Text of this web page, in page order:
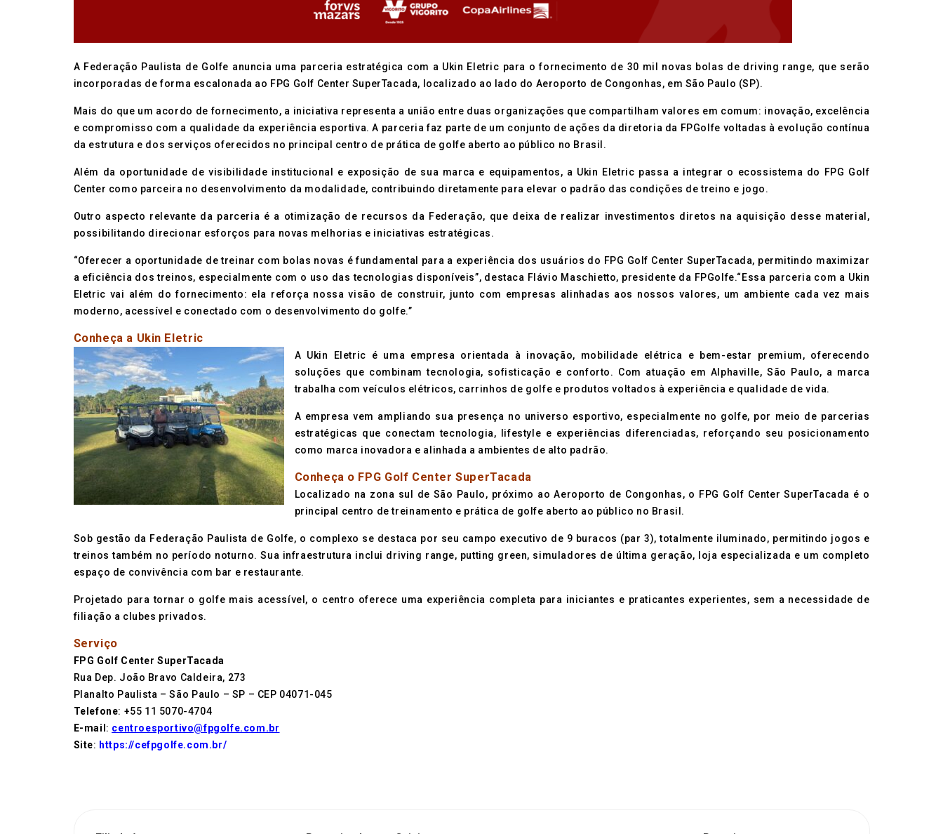
A Federação Paulista de Golfe anuncia uma parceria estratégica com a Ukin Eletric para o fornecimento de 30 mil novas bolas de driving range, que serão
incorporadas de forma escalonada ao FPG Golf Center SuperTacada, localizado ao lado do Aeroporto de Congonhas, em São Paulo (SP).
Mais do que um acordo de fornecimento, a iniciativa representa a união entre duas organizações que compartilham valores em comum: inovação, excelência
e compromisso com a qualidade da experiência esportiva. A parceria faz parte de um conjunto de ações da diretoria da FPGolfe voltadas à evolução contínua
da estrutura e dos serviços oferecidos no principal centro de prática de golfe aberto ao público no Brasil.
Além da oportunidade de visibilidade institucional e exposição de sua marca e equipamentos, a Ukin Eletric passa a integrar o ecossistema do FPG Golf
Center como parceira no desenvolvimento da modalidade, contribuindo diretamente para elevar o padrão das condições de treino e jogo.
Outro aspecto relevante da parceria é a otimização de recursos da Federação, que deixa de realizar investimentos diretos na aquisição desse material,
possibilitando direcionar esforços para novas melhorias e iniciativas estratégicas.
“Oferecer a oportunidade de treinar com bolas novas é fundamental para a experiência dos usuários do FPG Golf Center SuperTacada, permitindo maximizar
a eficiência dos treinos, especialmente com o uso das tecnologias disponíveis”, destaca Flávio Maschietto, presidente da FPGolfe.“Essa parceria com a Ukin
Eletric vai além do fornecimento: ela reforça nossa visão de construir, junto com empresas alinhadas aos nossos valores, um ambiente cada vez mais
moderno, acessível e conectado com o desenvolvimento do golfe.”
Conheça a Ukin Eletric
A Ukin Eletric é uma empresa orientada à inovação, mobilidade elétrica e bem-estar premium, oferecendo
soluções que combinam tecnologia, sofisticação e conforto. Com atuação em Alphaville, São Paulo, a marca
trabalha com veículos elétricos, carrinhos de golfe e produtos voltados à experiência e qualidade de vida.
A empresa vem ampliando sua presença no universo esportivo, especialmente no golfe, por meio de parcerias
estratégicas que conectam tecnologia, lifestyle e experiências diferenciadas, reforçando seu posicionamento
como marca inovadora e alinhada a ambientes de alto padrão.
Conheça o FPG Golf Center SuperTacada
Localizado na zona sul de São Paulo, próximo ao Aeroporto de Congonhas, o FPG Golf Center SuperTacada é o
principal centro de treinamento e prática de golfe aberto ao público no Brasil.
Sob gestão da Federação Paulista de Golfe, o complexo se destaca por seu campo executivo de 9 buracos (par 3), totalmente iluminado, permitindo jogos e
treinos também no período noturno. Sua infraestrutura inclui driving range, putting green, simuladores de última geração, loja especializada e um completo
espaço de convivência com bar e restaurante.
Projetado para tornar o golfe mais acessível, o centro oferece uma experiência completa para iniciantes e praticantes experientes, sem a necessidade de
filiação a clubes privados.
Serviço
FPG Golf Center SuperTacada
Rua Dep. João Bravo Caldeira, 273
Planalto Paulista – São Paulo – SP – CEP 04071-045
Telefone: +55 11 5070-4704
E-mail : centroesportivo@fpgolfe.com.br
Site: https://cefpgolfe.com.br/